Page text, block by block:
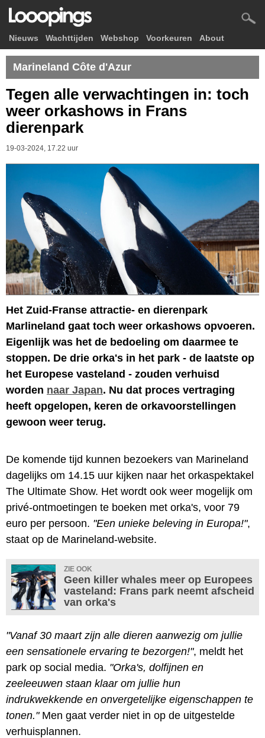
Nieuws Wachttijden Webshop Voorkeuren About
Marineland Côte d'Azur
Tegen alle verwachtingen in: toch
weer orkashows in Frans
dierenpark
19-03-2024, 17.22 uur
Het Zuid-Franse attractie- en dierenpark
Marlineland gaat toch weer orkashows opvoeren.
Eigenlijk was het de bedoeling om daarmee te
stoppen. De drie orka's in het park - de laatste op
het Europese vasteland - zouden verhuisd
worden naar Japan. Nu dat proces vertraging
heeft opgelopen, keren de orkavoorstellingen
gewoon weer terug.
De komende tijd kunnen bezoekers van Marineland
dagelijks om 14.15 uur kijken naar het orkaspektakel
The Ultimate Show. Het wordt ook weer mogelijk om
privé-ontmoetingen te boeken met orka's, voor 79
euro per persoon. "Een unieke beleving in Europa!",
staat op de Marineland-website.
ZIE OOK
Geen killer whales meer op Europees
vasteland: Frans park neemt afscheid
van orka's
"Vanaf 30 maart zijn alle dieren aanwezig om jullie
een sensationele ervaring te bezorgen!", meldt het
park op social media. "Orka's, dolfijnen en
zeeleeuwen staan klaar om jullie hun
indrukwekkende en onvergetelijke eigenschappen te
tonen."Men gaat verder niet in op de uitgestelde
verhuisplannen.